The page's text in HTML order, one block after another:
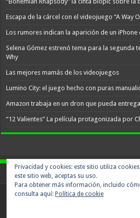
Escapa de la cárcel con el videojuego “A Way
Los rumores indican la aparición de un iPhone
Selena Gómez estrenó tema para la segunda
Why
Las mejores mamás de los videojuegos
Lumino City: el juego hecho con puras
Amazon trabaja en un dron que pueda
“12 Valientes” La película protagonizada por
Powered by
Privacidad y cookies: este sitio utiliza
este sitio web, aceptas su uso.
Para obtener más información, incluido
consulta aquí: Política de cookie